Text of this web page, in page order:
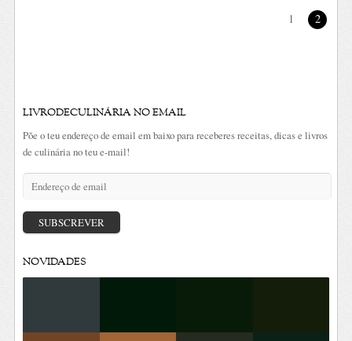
1 2
LIVRODECULINÁRIA NO EMAIL
Põe o teu endereço de email em baixo para receberes receitas, dicas e livros
de culinária no teu e-mail!
Endereço
email
SUBSCREVER
NOVIDADES